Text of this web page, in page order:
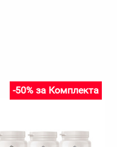
-50% за Комплекта